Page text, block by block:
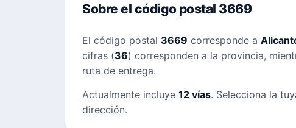
Sobre el código postal 3669
El código postal 3669 corresponde a
cifras (36) corresponden a la provincia,
ruta de entrega.
Actualmente incluye 12 vías. Selecciona la
dirección.